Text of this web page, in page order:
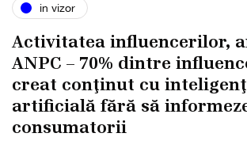
in vizor
Activitatea influencerilor,
ANPC – 70% dintre
creat conţinut cu
artificială fără să
consumatorii